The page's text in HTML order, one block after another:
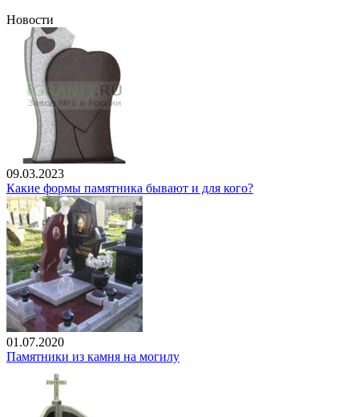
Новости
09.03.2023
Какие формы памятника бывают и для кого?
01.07.2020
Памятники из камня на могилу